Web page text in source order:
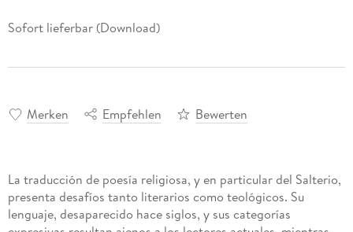
Sofort lieferbar (Download)
Merken Empfehlen Bewerten
La traducción de poesía religiosa, y en particular del Salterio,
presenta desafíos tanto literarios como teológicos. Su
lenguaje, desaparecido hace siglos, y sus categorías